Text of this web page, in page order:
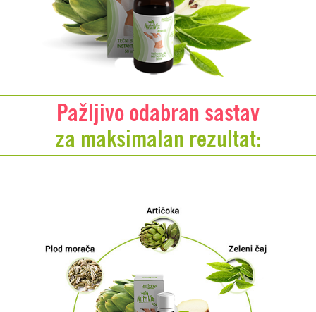
Pažljivo odabran sastav
za maksimalan rezultat: